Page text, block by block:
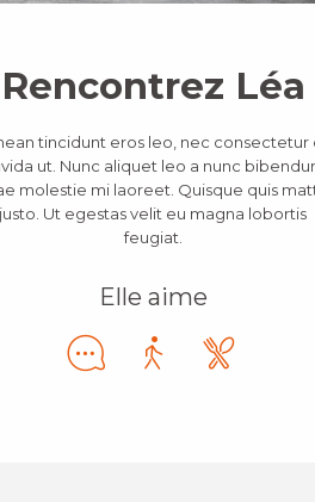
Rencontrez Léa
tincidunt eros leo, nec consectetur
ut. Nunc aliquet leo a nunc
molestie mi laoreet. Quisque quis
justo. Ut egestas velit eu magna lobortis
feugiat.
Elle aime